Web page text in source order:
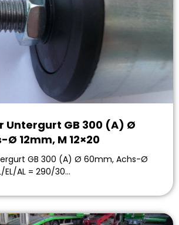
Untergurt GB 300 (A) Ø
Ø 12mm, M 12×20
GB 300 (A) Ø 60mm, Achs-Ø
EL/AL = 290/30…